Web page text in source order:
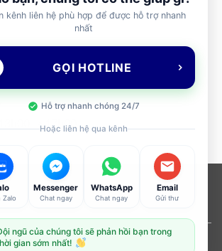
-> 17h00
PayPal Stripe MasterCard
Cash
On
Delivery
2026 ©Flatsome Theme
kênh liên hệ phù hợp để được hỗ trợ nhanh
nhất
GỌI HOTLINE
Hỗ trợ nhanh chóng 24/7
Hoặc liên hệ qua kênh
Zalo
Messenger
Chat ngay
WhatsApp
Chat ngay
Email
Gửi thư
ngũ của chúng tôi sẽ phản hồi bạn trong
gian sớm nhất!